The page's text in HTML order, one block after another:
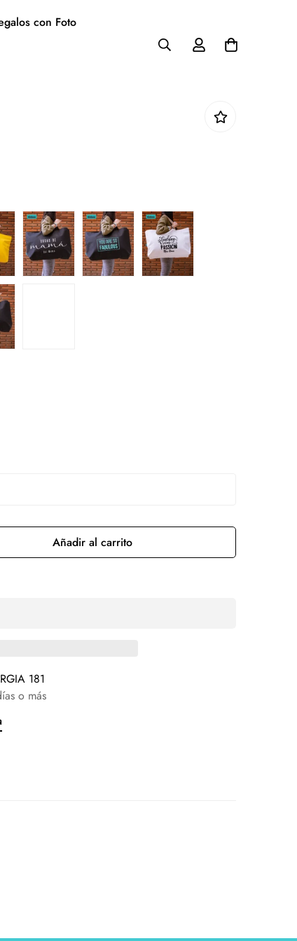
con Foto
Añadir al carrito
181
o más